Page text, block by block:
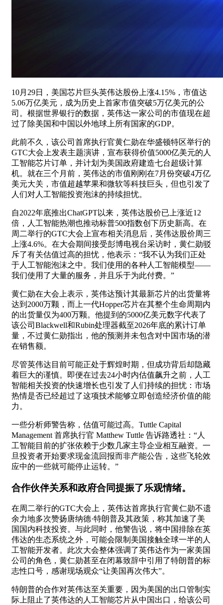
10月29日，美国芯片巨头英伟达股份上涨4.15%，市值达
5.06万亿美元，成为历史上首家市值突破5万亿美元的公
司。根据世界银行的数据，英伟达一家公司的市值现在超
过了除美国和中国以外地球上所有国家的GDP。
此前不久，该公司首席执行官黄仁勋在华盛顿特区举行的
GTC大会上发表主题演讲，宣布获得价值5000亿美元的人
工智能芯片订单，并计划为美国政府建造七台超级计算
机。就在三个月前，英伟达的市值刚刚在7月份突破4万亿
美元大关，市值超越苹果和微软等科技巨头，但也引发了
人们对人工智能投资泡沫的持续担忧。
自2022年底推出ChatGPT以来，英伟达股价已上涨近12
倍，人工智能热潮也推动标普500指数创下历史新高。在
周二举行的GTC大会上宣布相关消息后，英伟达股价周三
上涨4.6%。在大会期间接受彭博电视台采访时，黄仁勋驳
斥了有关估值过高的担忧，他表示：“我不认为我们正处
于人工智能泡沫之中。我们使用的各种人工智能模型——
我们使用了大量的服务，并且乐于为此付费。”
黄仁勋在大会上表示，英伟达预计其最新芯片的出货量将
达到2000万颗，而上一代Hopper芯片在其整个生命周期内
的出货量仅为400万颗。他提到的5000亿美元数字代表了
该公司Blackwell和Rubin处理器截至2026年底的累计订单
量，不过黄仁勋指出，他的预测并未包含对中国市场的潜
在销售额。
尽管英伟达目前可能正处于辉煌时期，但成功背后却隐藏
着巨大的谨慎。即便在过去24小时内估值飙升之前，人工
智能相关投资的快速增长也引发了人们持续的担忧：市场
热情是否已经超过了这项技术能够立即创造经济价值的能
力。
一些分析师警告称，估值可能过高。Tuttle Capital
Management 首席执行官 Matthew Tuttle 告诉路透社：“人
工智能目前的扩张依赖于少数几家主导企业相互融资。一
旦投资者开始要求现金流回报而非产能公告，这些飞轮效
应中的一些就可能停止运转。”
合作伙伴关系和政府合同提振了乐观情绪。
在周二举行的GTC大会上，英伟达首席执行官黄仁勋不遗
余力地多次赞扬唐纳德·特朗普及其政策，称其加速了美
国国内科技投资。与此同时，他警告说，将中国排除在英
伟达的生态系统之外，可能会限制美国接触全球一半的人
工智能开发者。此次大会整体强调了英伟达作为一家美国
公司的角色，黄仁勋甚至在闭幕致辞中引用了特朗普的标
志性口号，感谢现场观众“让美国再次伟大”。
特朗普的合作对英伟达至关重要，因为美国的出口管制实
际上阻止了英伟达的人工智能芯片从中国出口，给该公司